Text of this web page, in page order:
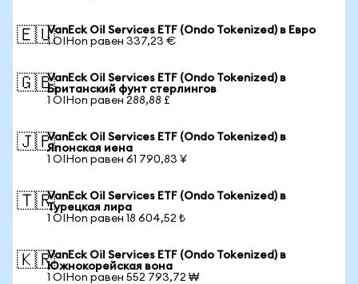
🇪🇺VanEck Oil Services ETF (Ondo Tokenized) в Евро
1 OIHon равен 337,23 €
🇬🇧VanEck Oil Services ETF (Ondo Tokenized) в
Британский фунт стерлингов
1 OIHon равен 288,88 £
🇯🇵VanEck Oil Services ETF (Ondo Tokenized) в
Японская иена
1 OIHon равен 61 790,83 ¥
🇹🇷VanEck Oil Services ETF (Ondo Tokenized) в
Турецкая лира
1 OIHon равен 18 604,52 ₺
🇰🇷VanEck Oil Services ETF (Ondo Tokenized) в
Южнокорейская вона
1 OIHon равен 552 793,72 ₩